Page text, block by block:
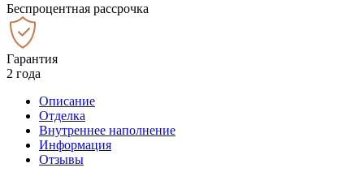
Беспроцентная рассрочка
Гарантия
2 года
Описание
Отделка
Внутреннее наполнение
Информация
Отзывы